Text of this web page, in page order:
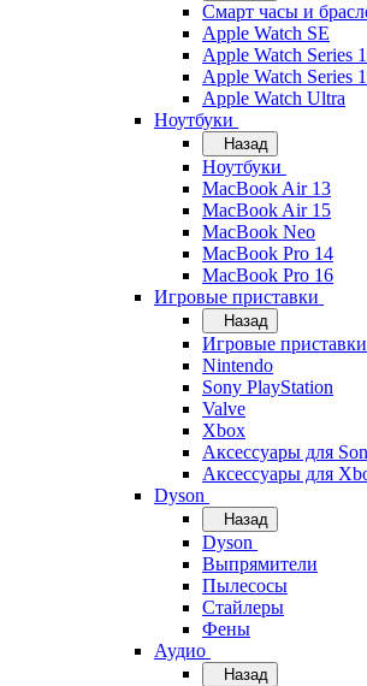
Смарт часы и
Apple Watch SE
Apple Watch Series
Apple Watch Series
Apple Watch Ultra
Ноутбуки
Назад
Ноутбуки
MacBook Air 13
MacBook Air 15
MacBook Neo
MacBook Pro 14
MacBook Pro 16
Игровые приставки
Назад
Игровые приставки
Nintendo
Sony PlayStation
Valve
Xbox
Аксессуары для
Аксессуары для
Dyson
Назад
Dyson
Выпрямители
Пылесосы
Стайлеры
Фены
Аудио
Назад